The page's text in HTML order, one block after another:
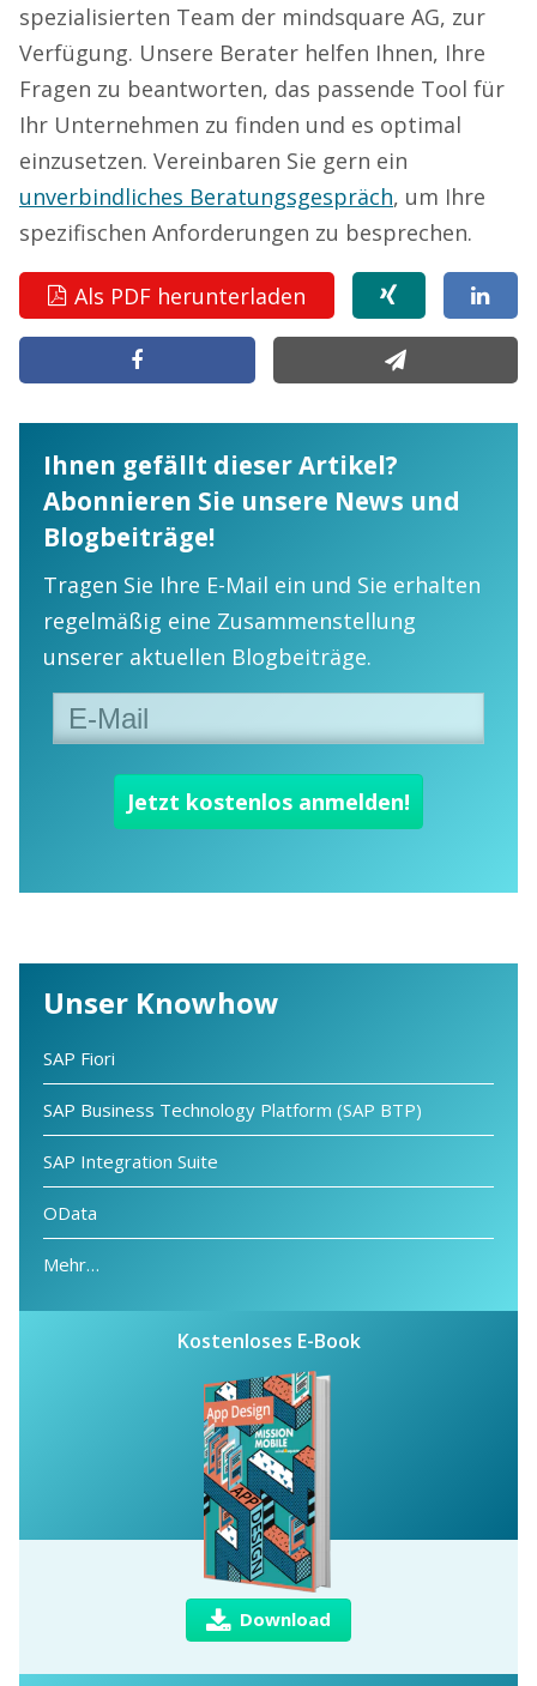
spezialisierten Team der mindsquare AG, zur
Verfügung. Unsere Berater helfen Ihnen, Ihre
Fragen zu beantworten, das passende Tool für
Ihr Unternehmen zu finden und es optimal
einzusetzen. Vereinbaren Sie gern ein
unverbindliches Beratungsgespräch, um Ihre
spezifischen Anforderungen zu besprechen.
Als PDF herunterladen
Ihnen gefällt dieser Artikel?
Abonnieren Sie unsere News und
Blogbeiträge!
Tragen Sie Ihre E-Mail ein und Sie erhalten
regelmäßig eine Zusammenstellung
unserer aktuellen Blogbeiträge.
Unser Knowhow
SAP Fiori
SAP Business Technology Platform (SAP BTP)
SAP Integration Suite
OData
Mehr…
Kostenloses E-Book
Download